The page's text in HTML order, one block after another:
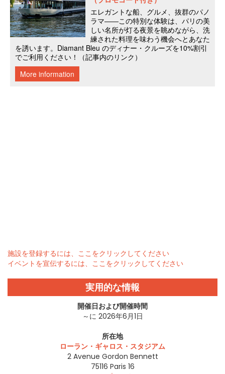
施設を登録するには、ここをクリックしてください
イベントを宣伝するには、ここをクリックしてください
実用的な情報
開催日および開催時間
～に 2026年6月1日
所在地
ローラン・ギャロス・スタジアム
2 Avenue Gordon Bennett
75116 Paris 16